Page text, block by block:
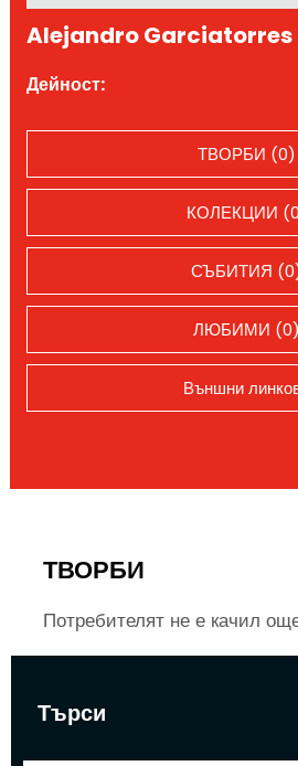
Търси
Alejandro Garciatorres
Дейност:
ТВОРБИ (0)
КОЛЕКЦИИ
СЪБИТИЯ
ЛЮБИМИ (0)
Външни
ТВОРБИ
Потребителят не е качил